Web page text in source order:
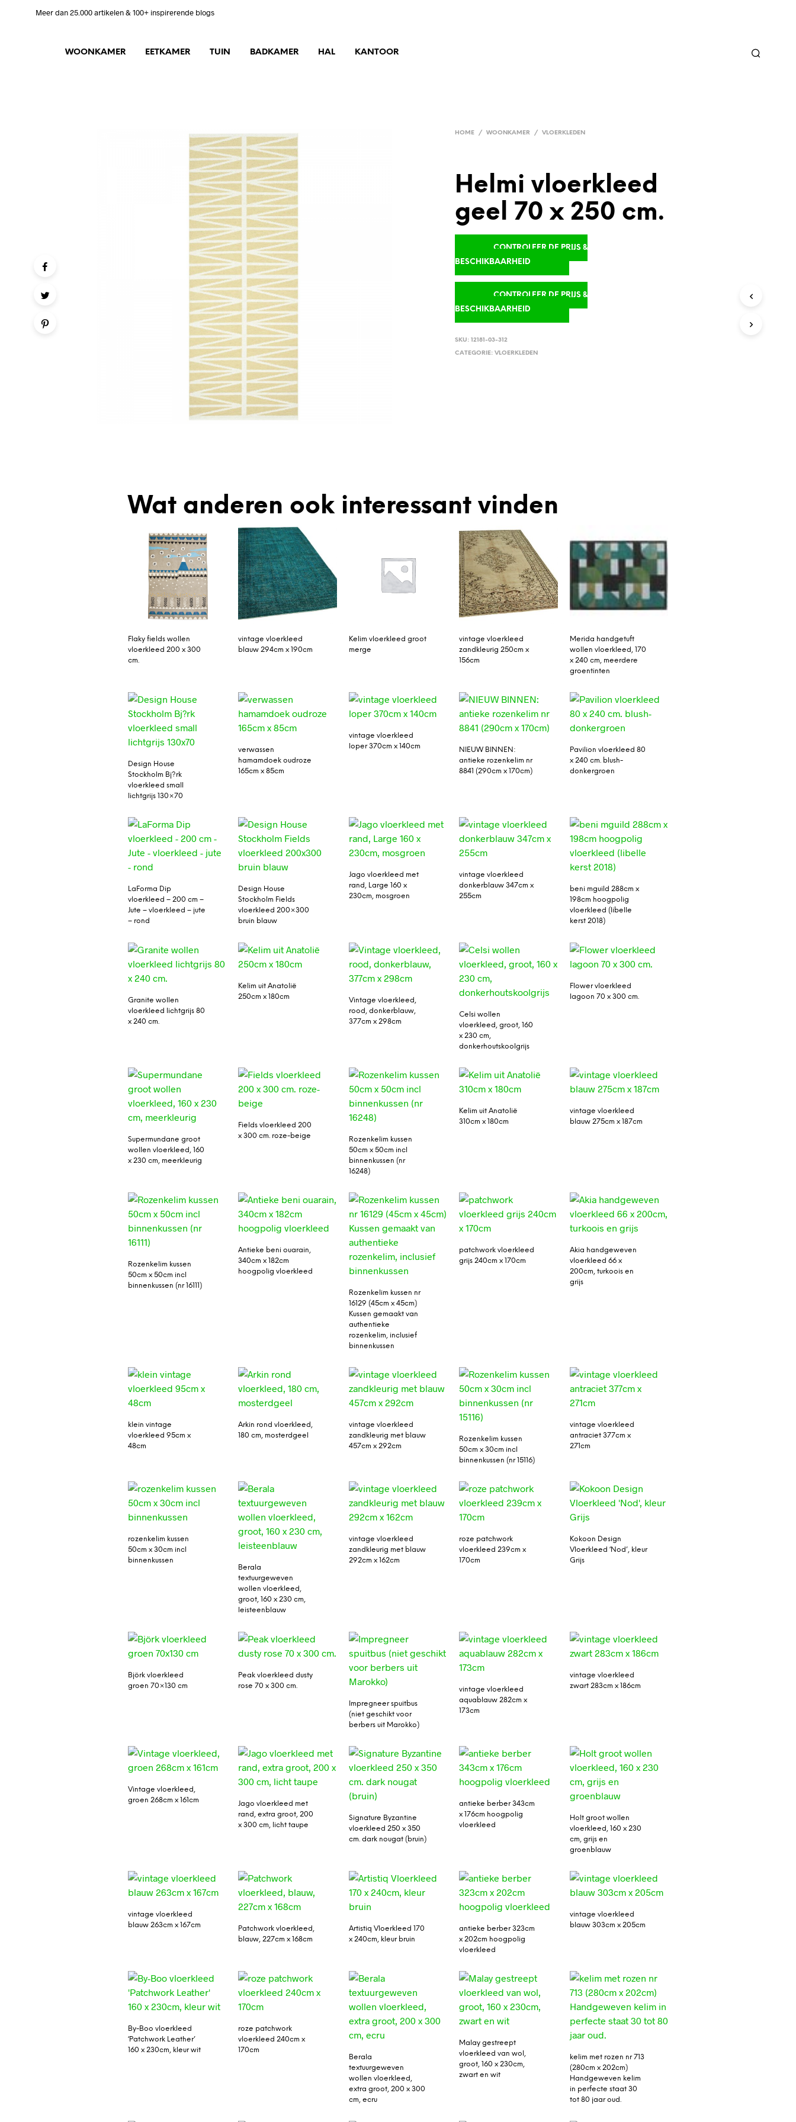
Meer dan 25.000 artikelen & 100+ inspirerende blogs
WOONKAMER EETKAMER TUIN BADKAMER HAL KANTOOR
HOME / WOONKAMER / VLOERKLEDEN
Helmi vloerkleed
geel 70 x 250 cm.
CONTROLEER DE PRIJS &
BESCHIKBAARHEID
CONTROLEER DE PRIJS &
BESCHIKBAARHEID
SKU:12181-03-312
CATEGORIE:VLOERKLEDEN
Wat anderen ook interessant vinden
Flaky fields wollen
vloerkleed 200 x 300
cm.
vintage vloerkleed
blauw 294cm x 190cm
Kelim vloerkleed groot
merge
vintage vloerkleed
zandkleurig 250cm x
156cm
Merida handgetuft
wollen vloerkleed, 170
x 240 cm, meerdere
groentinten
Design House
Stockholm Bj?rk
vloerkleed small
lichtgrijs 130×70
verwassen
hamamdoek oudroze
165cm x 85cm
vintage vloerkleed
loper 370cm x 140cm
NIEUW BINNEN:
antieke rozenkelim nr
8841 (290cm x 170cm)
Pavilion vloerkleed 80
x 240 cm. blush-
donkergroen
LaForma Dip
vloerkleed – 200 cm –
Jute – vloerkleed – jute
– rond
Design House
Stockholm Fields
vloerkleed 200×300
bruin blauw
Jago vloerkleed met
rand, Large 160 x
230cm, mosgroen
vintage vloerkleed
donkerblauw 347cm x
255cm
beni mguild 288cm x
198cm hoogpolig
vloerkleed (libelle
kerst 2018)
Granite wollen
vloerkleed lichtgrijs 80
x 240 cm.
Kelim uit Anatolië
250cm x 180cm
Vintage vloerkleed,
rood, donkerblauw,
377cm x 298cm
Celsi wollen
vloerkleed, groot, 160
x 230 cm,
donkerhoutskoolgrijs
Flower vloerkleed
lagoon 70 x 300 cm.
Supermundane groot
wollen vloerkleed, 160
x 230 cm, meerkleurig
Fields vloerkleed 200
x 300 cm. roze-beige
Rozenkelim kussen
50cm x 50cm incl
binnenkussen (nr
16248)
Kelim uit Anatolië
310cm x 180cm
vintage vloerkleed
blauw 275cm x 187cm
Rozenkelim kussen
50cm x 50cm incl
binnenkussen (nr 16111)
Antieke beni ouarain,
340cm x 182cm
hoogpolig vloerkleed
Rozenkelim kussen nr
16129 (45cm x 45cm)
Kussen gemaakt van
authentieke
rozenkelim, inclusief
binnenkussen
patchwork vloerkleed
grijs 240cm x 170cm
Akia handgeweven
vloerkleed 66 x
200cm, turkoois en
grijs
klein vintage
vloerkleed 95cm x
48cm
Arkin rond vloerkleed,
180 cm, mosterdgeel
vintage vloerkleed
zandkleurig met blauw
457cm x 292cm
Rozenkelim kussen
50cm x 30cm incl
binnenkussen (nr 15116)
vintage vloerkleed
antraciet 377cm x
271cm
rozenkelim kussen
50cm x 30cm incl
binnenkussen
Berala
textuurgeweven
wollen vloerkleed,
groot, 160 x 230 cm,
leisteenblauw
vintage vloerkleed
zandkleurig met blauw
292cm x 162cm
roze patchwork
vloerkleed 239cm x
170cm
Kokoon Design
Vloerkleed ‘Nod’, kleur
Grijs
Björk vloerkleed
groen 70×130 cm
Peak vloerkleed dusty
rose 70 x 300 cm.
Impregneer spuitbus
(niet geschikt voor
berbers uit Marokko)
vintage vloerkleed
aquablauw 282cm x
173cm
vintage vloerkleed
zwart 283cm x 186cm
Vintage vloerkleed,
groen 268cm x 161cm
Jago vloerkleed met
rand, extra groot, 200
x 300 cm, licht taupe
Signature Byzantine
vloerkleed 250 x 350
cm. dark nougat (bruin)
antieke berber 343cm
x 176cm hoogpolig
vloerkleed
Holt groot wollen
vloerkleed, 160 x 230
cm, grijs en
groenblauw
vintage vloerkleed
blauw 263cm x 167cm
Patchwork vloerkleed,
blauw, 227cm x 168cm
Artistiq Vloerkleed 170
x 240cm, kleur bruin
antieke berber 323cm
x 202cm hoogpolig
vloerkleed
vintage vloerkleed
blauw 303cm x 205cm
By-Boo vloerkleed
‘Patchwork Leather’
160 x 230cm, kleur wit
roze patchwork
vloerkleed 240cm x
170cm
Berala
textuurgeweven
wollen vloerkleed,
extra groot, 200 x 300
cm, ecru
Malay gestreept
vloerkleed van wol,
groot, 160 x 230cm,
zwart en wit
kelim met rozen nr 713
(280cm x 202cm)
Handgeweven kelim
in perfecte staat 30
tot 80 jaar oud.